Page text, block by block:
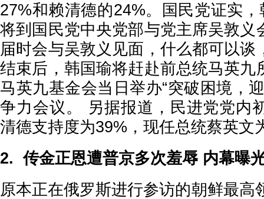
27%和赖清德的24%。国民党证实
将到国民党中央党部与党主席吴敦义
届时会与吴敦义见面，什么都可以谈
结束后，韩国瑜将赶赴前总统马英九
马英九基金会当日举办“突破困境，
争力会议。 另据报道，民进党党内
清德支持度为39%，现任总统蔡英文
2. 传金正恩遭普京多次羞辱 内幕曝
原本正在俄罗斯进行参访的朝鲜最高